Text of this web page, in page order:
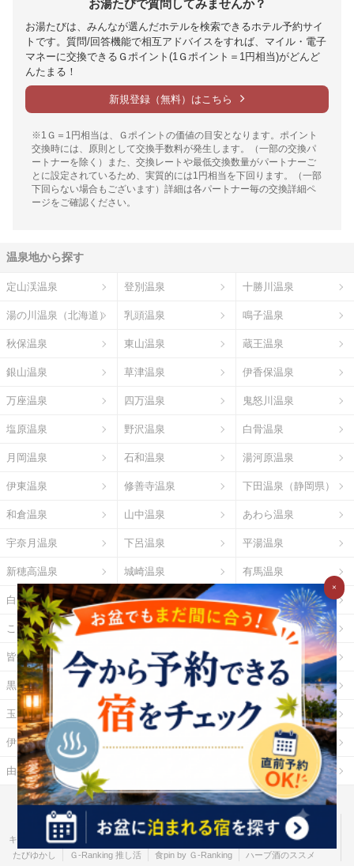
お湯たびで質問してみませんか？
お湯たびは、みんなが選んだホテルを検索できるホテル予約サイ
トです。質問/回答機能で相互アドバイスをすれば、マイル・電子
マネーに交換できるＧポイント(1Ｇポイント＝1円相当)がどんど
んたまる！
新規登録（無料）はこちら
※1Ｇ＝1円相当は、Ｇポイントの価値の目安となります。ポイント
交換時には、原則として交換手数料が発生します。（一部の交換パ
ートナーを除く）また、交換レートや最低交換数量がパートナーご
とに設定されているため、実質的には1円相当を下回ります。（一部
下回らない場合もございます）詳細は各パートナー毎の交換詳細ペ
ージをご確認ください。
温泉地から探す
定山渓温泉 登別温泉 十勝川温泉
湯の川温泉（北海道） 乳頭温泉 鳴子温泉
秋保温泉 東山温泉 蔵王温泉
銀山温泉 草津温泉 伊香保温泉
万座温泉 四万温泉 鬼怒川温泉
塩原温泉 野沢温泉 白骨温泉
月岡温泉 石和温泉 湯河原温泉
伊東温泉 修善寺温泉 下田温泉（静岡県）
和倉温泉 山中温泉 あわら温泉
宇奈月温泉 下呂温泉 平湯温泉
新穂高温泉 城崎温泉 有馬温泉
白浜温泉 勝浦温泉 道後温泉
こんぴら温泉 三朝温泉 玉造温泉
皆生温泉 湯原温泉 別府温泉
黒川温泉 霧島温泉 酸ヶ湯温泉
玉川温泉 日光湯元温泉 箱根温泉
伊勢・鳥羽温泉 大歩危祖谷温泉
由布院温泉 指宿温泉
お湯たびとは ご利用ガイド Ｇポイント
Ｇランキング だれどこ ocruyo お湯たび
わたしと、暮らし。
キテミヨ
ベストオイシー モノスポ 野に行く。 カウナラ
ミツケヨ
たびゆかし
Ｇ-Ranking 推し活 食pin by Ｇ-Ranking ハーブ酒のススメ
×